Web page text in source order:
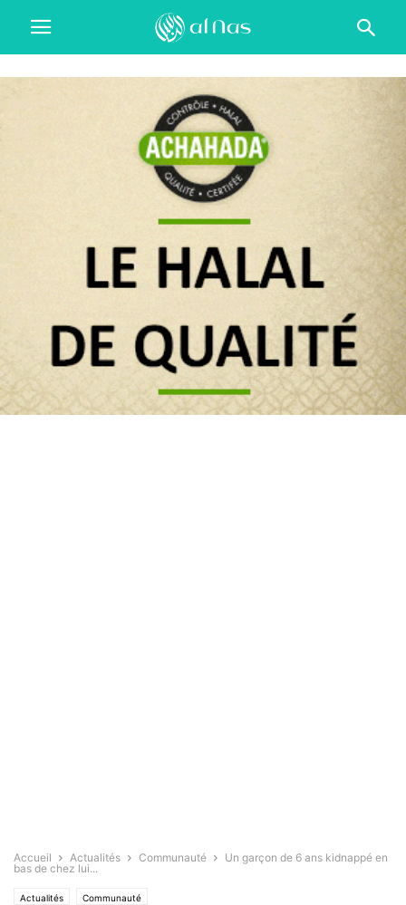
Accueil Actualités Communauté
Un garçon de 6 ans kidnappé en
bas de chez lui...
Actualités Communauté